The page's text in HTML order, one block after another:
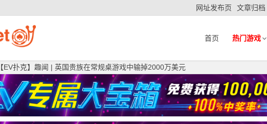
网址发布页 文章归档
首页 热门游戏
【EV扑克】趣闻 | 英国贵族在常规桌游戏中输掉2000万美元